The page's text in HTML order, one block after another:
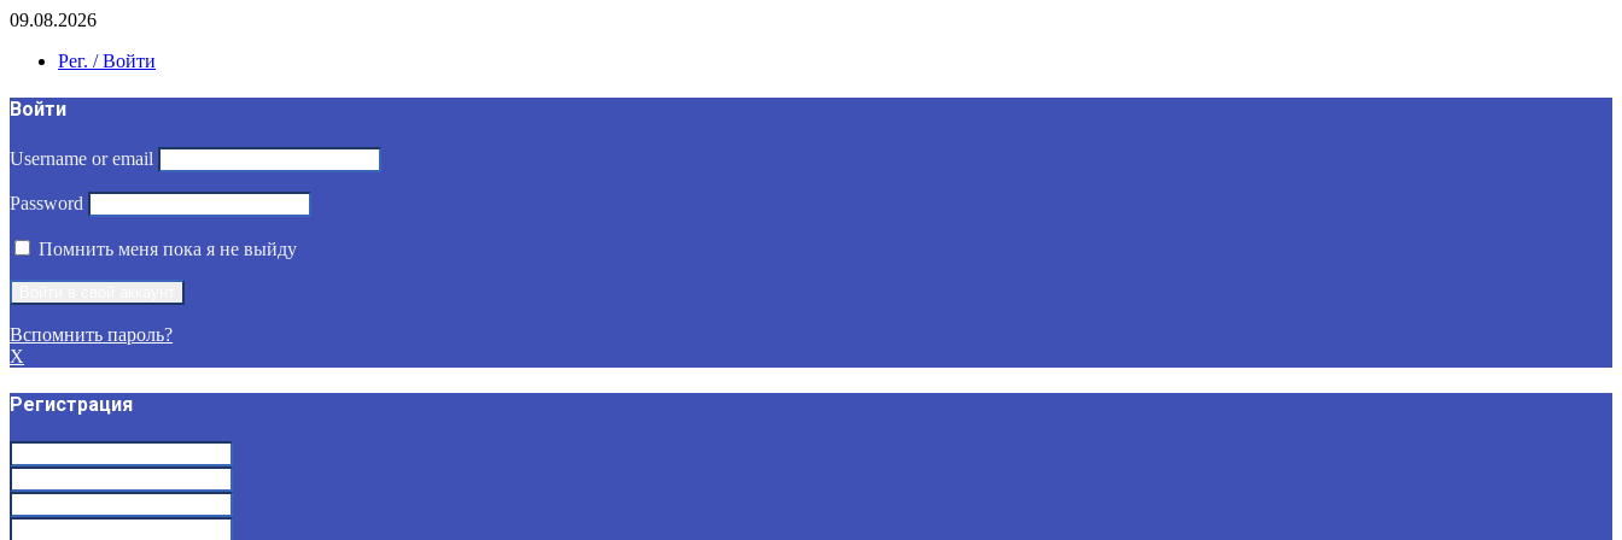
09.08.2026
Рег. / Войти
Войти
Username or email
Password
Помнить меня пока я не выйду
Вспомнить пароль?
X
Регистрация